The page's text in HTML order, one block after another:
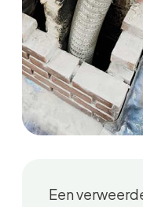
Een